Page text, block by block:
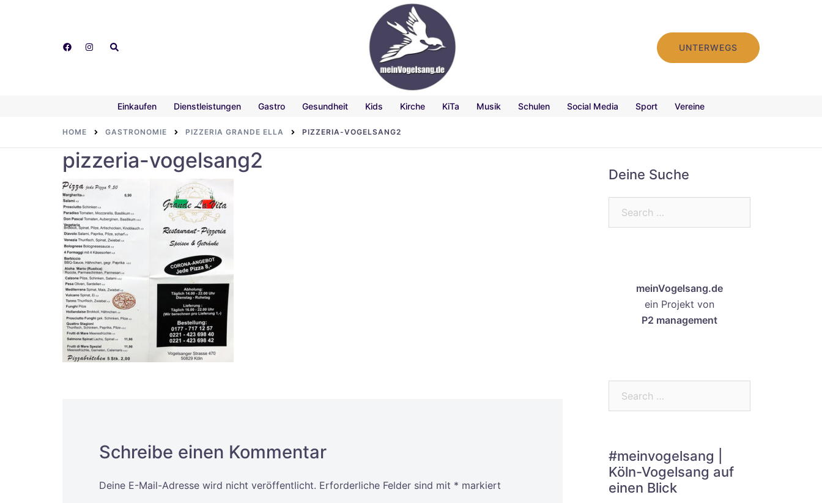
Search UNTERWEGS
Einkaufen Dienstleistungen Gastro Gesundheit Kids Kirche KiTa Musik Schulen Social Media Sport Vereine
HOME GASTRONOMIE PIZZERIA GRANDE ELLA PIZZERIA-VOGELSANG2
pizzeria-vogelsang2
Schreibe einen Kommentar
Deine E-Mail-Adresse wird nicht veröffentlicht. Erforderliche Felder sind mit * markiert
Alternative:
Deine Suche
meinVogelsang.de
ein Projekt von
P2 management
#meinvogelsang |
Köln-Vogelsang auf
einen Blick